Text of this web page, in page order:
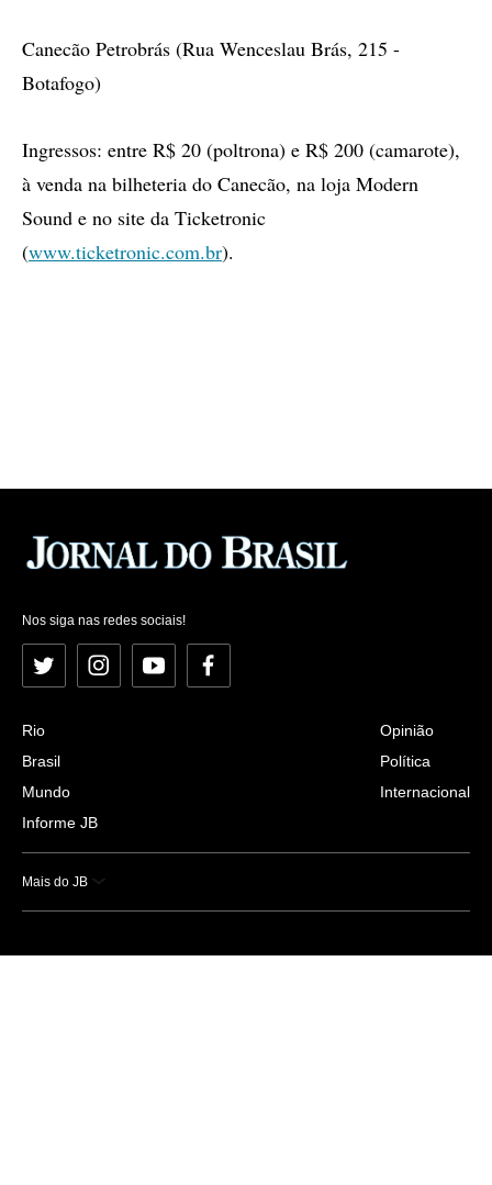
Canecão Petrobrás (Rua Wenceslau Brás, 215 -
Botafogo)
Ingressos: entre R$ 20 (poltrona) e R$ 200 (camarote),
à venda na bilheteria do Canecão, na loja Modern
Sound e no site da Ticketronic
(www.ticketronic.com.br).
Nos siga nas redes sociais!
Twitter InstagramYouTubeFacebook
Rio
Brasil
Mundo
Informe JB
Opinião
Política
Internacional
Mais do JB
Esportes